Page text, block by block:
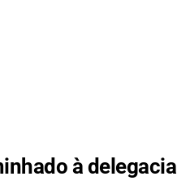
à delegacia